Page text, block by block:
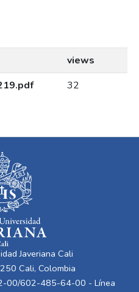
views
32
Javeriana Cali
Cali, Colombia
00/602-485-64-00 - Línea